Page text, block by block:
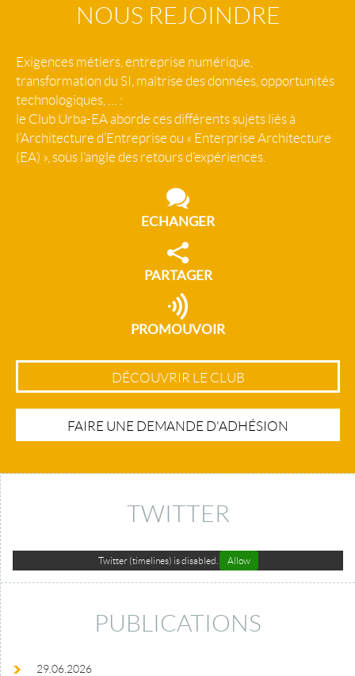
NOUS REJOINDRE
Exigences métiers, entreprise numérique,
transformation du SI, maîtrise des données, opportunités
technologiques, … :
le Club Urba-EA aborde ces différents sujets liés à
l’Architecture d’Entreprise ou « Enterprise Architecture
(EA) », sous l’angle des retours d’expériences.
ECHANGER
PARTAGER
PROMOUVOIR
DÉCOUVRIR LE CLUB
FAIRE UNE DEMANDE D'ADHÉSION
TWITTER
Twitter (timelines) is disabled. Allow
PUBLICATIONS
29.06.2026